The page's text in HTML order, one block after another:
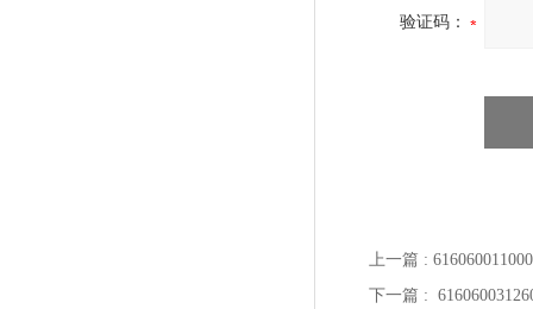
验证码：
上一篇 :
下一篇 :